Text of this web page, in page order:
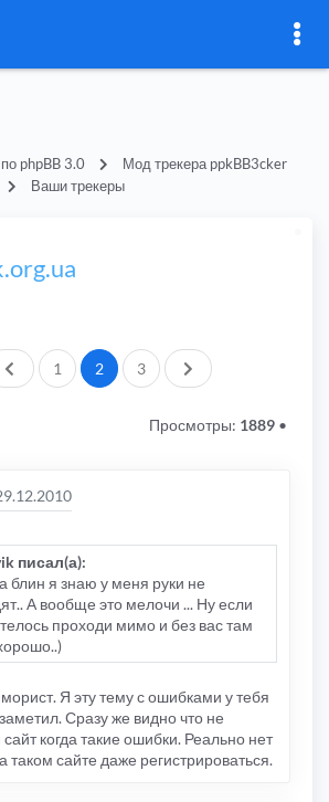
phpBB 3.0
Мод трекера ppkBB3cker
Ваши трекеры
Пред.1 2 3 След.
Просмотры: 1889 •
писал(а):
блин я знаю у меня руки не
А вообще это мелочи ... Ну если
проходи мимо и без вас там
Я эту тему с ошибками у тебя
Сразу же видно что не
когда такие ошибки. Реально нет
таком сайте даже регистрироваться.